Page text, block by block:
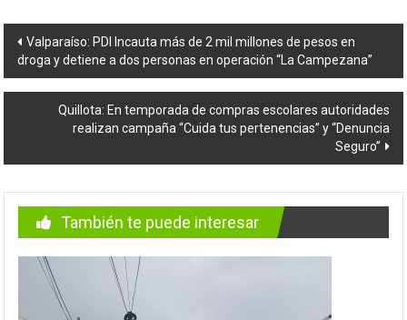
Navegación
de
entradas
Valparaíso: PDI Incauta más de 2 mil millones de pesos en
droga y detiene a dos personas en operación “La Campezana”
Quillota: En temporada de compras escolares autoridades
realizan campaña “Cuida tus pertenencias” y “Denuncia
Seguro”
También te puede interesar